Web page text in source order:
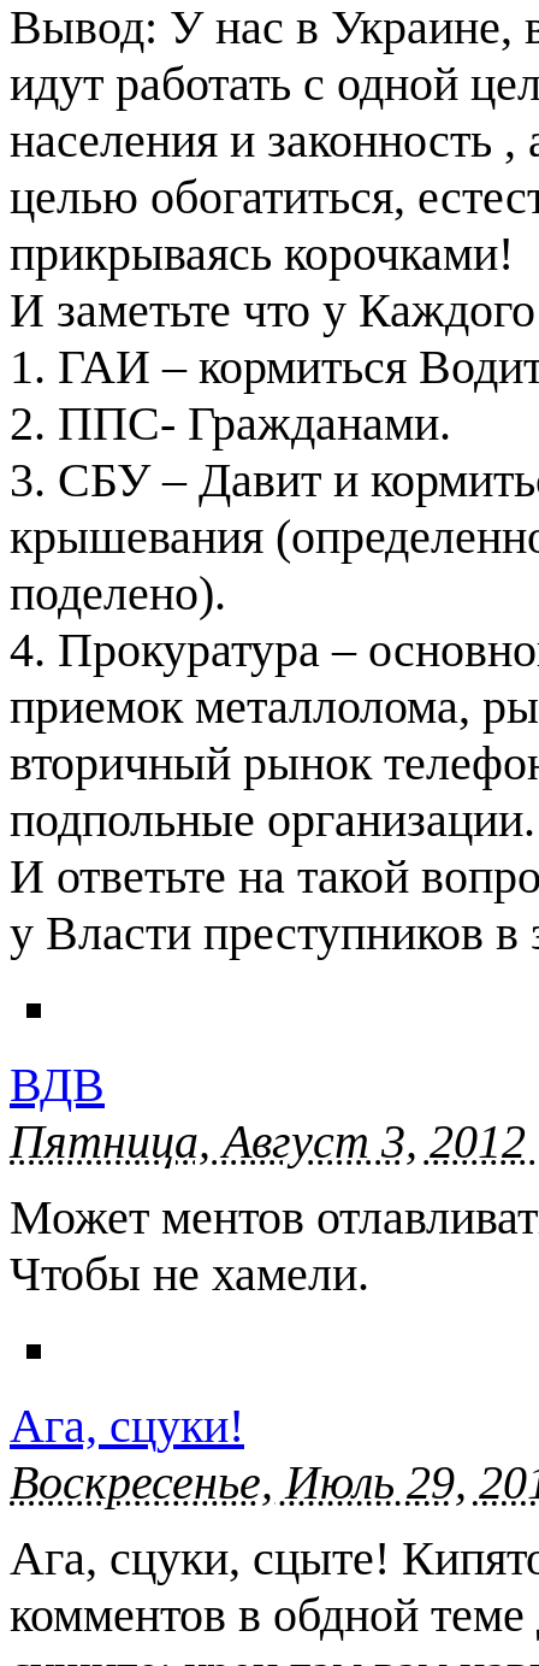
Вывод: У нас в
идут работать с одной
населения и законность
целью обогатиться,
прикрываясь корочками!
И заметьте что у
1. ГАИ – кормиться
2. ППС- Гражданами.
3. СБУ – Давит и
крышевания
поделено).
4. Прокуратура –
приемок металлолома,
вторичный рынок
подпольные организации.
И ответьте на такой
у Власти преступников
ВДВ
Пятница, Август 3,
Может ментов
Чтобы не хамели.
Ага, сцуки!
Воскресенье, Июль 29,
Ага, сцуки, сцыте!
комментов в обдной